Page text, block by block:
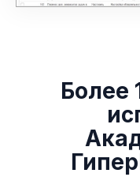
Более